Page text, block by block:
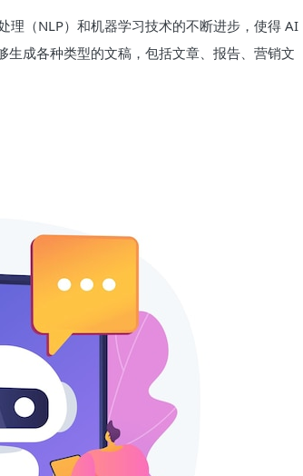
理（NLP）和机器学习技术的不断进步，使得 AI
成各种类型的文稿，包括文章、报告、营销文